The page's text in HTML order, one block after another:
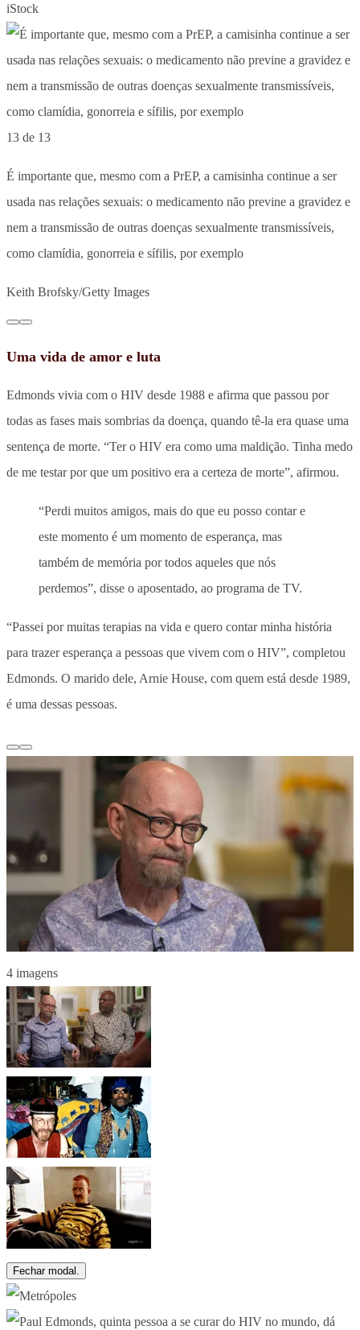
iStock
13 de 13
É importante que, mesmo com a PrEP, a camisinha continue a ser
usada nas relações sexuais: o medicamento não previne a gravidez e
nem a transmissão de outras doenças sexualmente transmissíveis,
como clamídia, gonorreia e sífilis, por exemplo
Keith Brofsky/Getty Images
Uma vida de amor e luta
Edmonds vivia com o HIV desde 1988 e afirma que passou por
todas as fases mais sombrias da doença, quando tê-la era quase uma
sentença de morte. “Ter o HIV era como uma maldição. Tinha medo
de me testar por que um positivo era a certeza de morte”, afirmou.
“Perdi muitos amigos, mais do que eu posso contar e
este momento é um momento de esperança, mas
também de memória por todos aqueles que nós
perdemos”, disse o aposentado, ao programa de TV.
“Passei por muitas terapias na vida e quero contar minha história
para trazer esperança a pessoas que vivem com o HIV”, completou
Edmonds. O marido dele, Arnie House, com quem está desde 1989,
é uma dessas pessoas.
4 imagens
Fechar modal.